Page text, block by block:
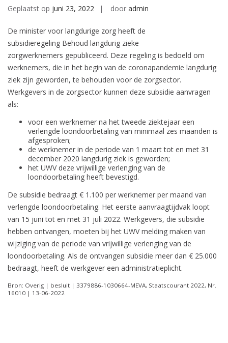
Geplaatst op juni 23, 2022 door admin
De minister voor langdurige zorg heeft de
subsidieregeling Behoud langdurig zieke
zorgwerknemers gepubliceerd. Deze regeling is bedoeld om
werknemers, die in het begin van de coronapandemie langdurig
ziek zijn geworden, te behouden voor de zorgsector.
Werkgevers in de zorgsector kunnen deze subsidie aanvragen
als:
voor een werknemer na het tweede ziektejaar een
verlengde loondoorbetaling van minimaal zes maanden is
afgesproken;
de werknemer in de periode van 1 maart tot en met 31
december 2020 langdurig ziek is geworden;
het UWV deze vrijwillige verlenging van de
loondoorbetaling heeft bevestigd.
De subsidie bedraagt € 1.100 per werknemer per maand van
verlengde loondoorbetaling. Het eerste aanvraagtijdvak loopt
van 15 juni tot en met 31 juli 2022. Werkgevers, die subsidie
hebben ontvangen, moeten bij het UWV melding maken van
wijziging van de periode van vrijwillige verlenging van de
loondoorbetaling. Als de ontvangen subsidie meer dan € 25.000
bedraagt, heeft de werkgever een administratieplicht.
Bron: Overig | besluit | 3379886-1030664-MEVA, Staatscourant 2022, Nr.
16010 | 13-06-2022